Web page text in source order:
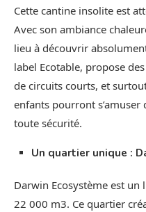
Cette cantine insolite est
Avec son ambiance
lieu à découvrir
label Ecotable, propose
de circuits courts, et
enfants pourront s’amuser
toute sécurité.
Un quartier unique :
Darwin Ecosystème est
22 000 m3. Ce quartier